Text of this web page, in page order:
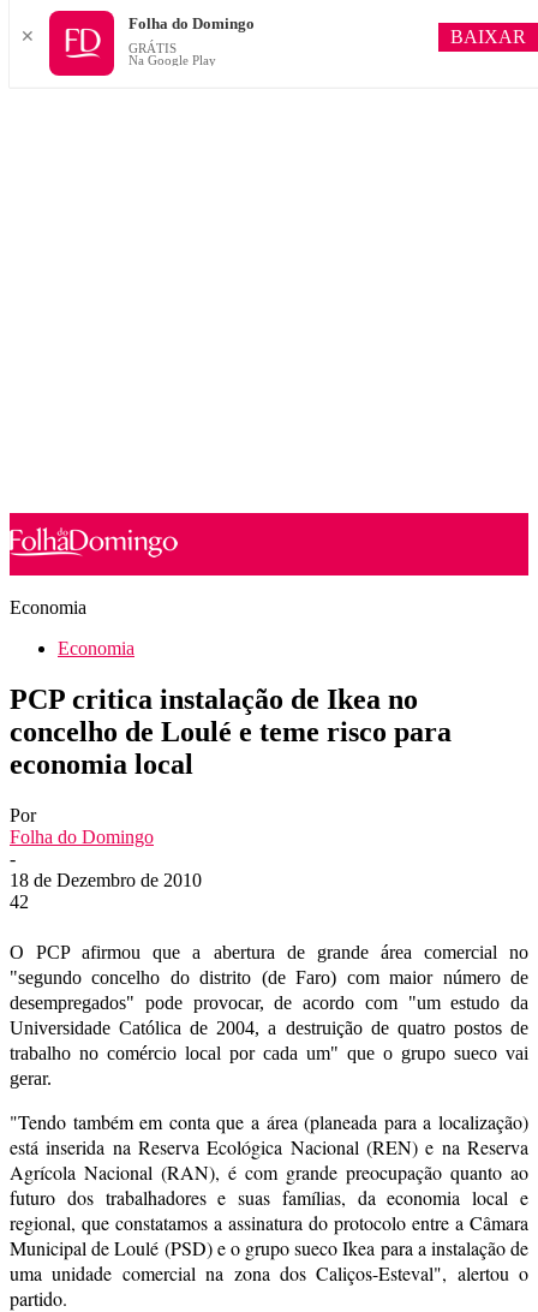
Economia
Economia
PCP critica instalação de Ikea no
concelho de Loulé e teme risco para
economia local
Por
Folha do Domingo
-
18 de Dezembro de 2010
42
O PCP afirmou que a abertura de grande área comercial no
"segundo concelho do distrito (de Faro) com maior número de
desempregados" pode provocar, de acordo com "um estudo da
Universidade Católica de 2004, a destruição de quatro postos de
trabalho no comércio local por cada um" que o grupo sueco vai
gerar.
"Tendo também em conta que a área (planeada para a localização)
está inserida na Reserva Ecológica Nacional (REN) e na Reserva
Agrícola Nacional (RAN), é com grande preocupação quanto ao
futuro dos trabalhadores e suas famílias, da economia local e
regional, que constatamos a assinatura do protocolo entre a Câmara
Municipal de Loulé (PSD) e o grupo sueco Ikea para a instalação de
uma unidade comercial na zona dos Caliços-Esteval", alertou o
partido.
✕
Folha do Domingo
GRÁTIS
Na Google Play
BAIXAR